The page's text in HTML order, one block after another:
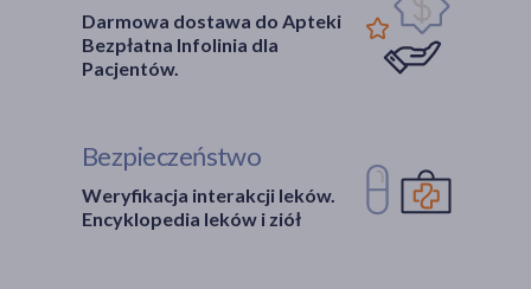
Darmowa dostawa do Apteki
Bezpłatna Infolinia dla
Pacjentów.
Bezpieczeństwo
Weryfikacja interakcji leków.
Encyklopedia leków i ziół